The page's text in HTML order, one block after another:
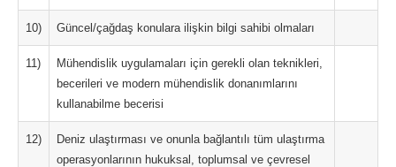
10) Güncel/çağdaş konulara ilişkin bilgi sahibi olmaları
11)
Mühendislik uygulamaları için gerekli olan teknikleri,
becerileri ve modern mühendislik donanımlarını
kullanabilme becerisi
12)
Deniz ulaştırması ve onunla bağlantılı tüm ulaştırma
operasyonlarının hukuksal, toplumsal ve çevresel